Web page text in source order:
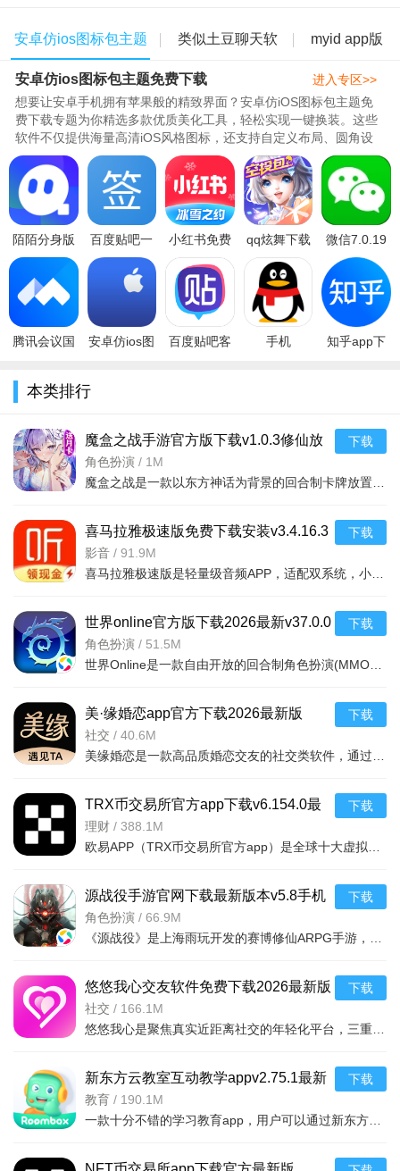
安卓仿ios图标包主题
免费下载
类似土豆聊天软
件的app
myid app版
本大全
安卓仿ios图标包主题免费下载
想要让安卓手机拥有苹果般的精致界面？安卓仿iOS图标包主题免
费下载专题为你精选多款优质美化工具，轻松实现一键换装。这些
软件不仅提供海量高清iOS风格图标，还支持自定义布局、圆角设
计、动态效果等细节还原，让你..
进入专区>>
陌陌分身版
官方版
(MOMO陌
陌)v9.21.9
百度贴吧一
键签到神器
去广告清爽
版v5.3最新
小红书免费
下载2026最
新版v9.37.0
官方安卓版
qq炫舞下载
2026最新版
v8.12.2官方
版
微信7.0.19
测试版2020
腾讯会议国
方正式版v3
安卓仿ios图
v1.2.00安卓
百度贴吧客
手机
知乎app下
本类排行
魔盒之战手游官方版下载v1.0.3修仙放
置卡牌手游
角色扮演 / 1M
下载
喜马拉雅极速版免费下载安装v3.4.16.3
安卓版
影音 / 91.9M
下载
世界online官方版下载2026最新v37.0.0
安卓版
角色扮演 / 51.5M
下载
美·缘婚恋app官方下载2026最新版
v2.2.8.0707安卓版
社交 / 40.6M
下载
TRX币交易所官方app下载v6.154.0最
新版
理财 / 388.1M
下载
源战役手游官网下载最新版本v5.8手机
版
角色扮演 / 66.9M
下载
悠悠我心交友软件免费下载2026最新版
社交软件v2.4.3安卓版
社交 / 166.1M
下载
新东方云教室互动教学appv2.75.1最新
版
教育 / 190.1M
下载